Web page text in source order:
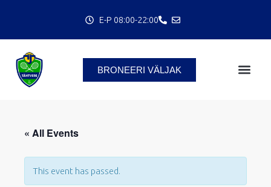
E-P 08:00-22:00
BRONEERI VÄLJAK
« All Events
This event has passed.